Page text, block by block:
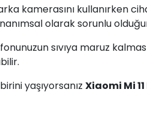
kamerasını kullanırken
olarak sorunlu
sıvıya maruz
yaşıyorsanız Xiaomi Mi